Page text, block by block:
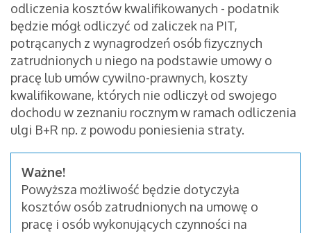
odliczenia kosztów kwalifikowanych - podatnik
będzie mógł odliczyć od zaliczek na PIT,
potrącanych z wynagrodzeń osób fizycznych
zatrudnionych u niego na podstawie umowy o
pracę lub umów cywilno-prawnych, koszty
kwalifikowane, których nie odliczył od swojego
dochodu w zeznaniu rocznym w ramach odliczenia
ulgi B+R np. z powodu poniesienia straty.
Ważne!
Powyższa możliwość będzie dotyczyła
kosztów osób zatrudnionych na umowę o
pracę i osób wykonujących czynności na